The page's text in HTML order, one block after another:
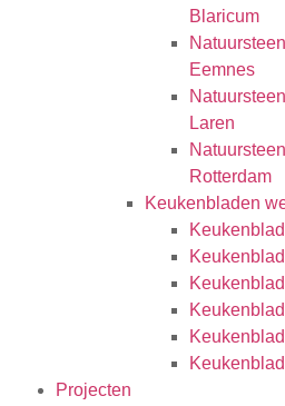
Blaricum
Eemnes
Laren
Rotterdam
Keukenbladen
Projecten